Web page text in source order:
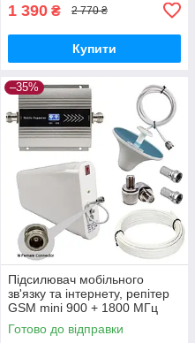
1 390 ₴ 2 770 ₴
Купити
–35%
Підсилювач мобільного
зв'язку та інтернету, репітер
GSM mini 900 + 1800 МГц
2G, 4G LTE (10/3 дБі )
Готово до відправки